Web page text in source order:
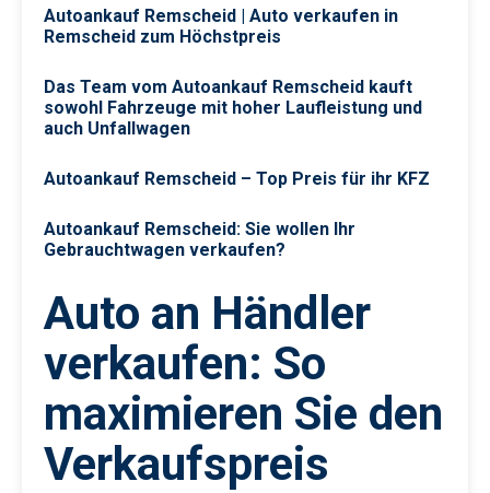
Autoankauf Remscheid | Auto verkaufen in
Remscheid zum Höchstpreis
Das Team vom Autoankauf Remscheid kauft
sowohl Fahrzeuge mit hoher Laufleistung und
auch Unfallwagen
Autoankauf Remscheid – Top Preis für ihr KFZ
Autoankauf Remscheid: Sie wollen Ihr
Gebrauchtwagen verkaufen?
Auto an Händler
verkaufen: So
maximieren Sie den
Verkaufspreis